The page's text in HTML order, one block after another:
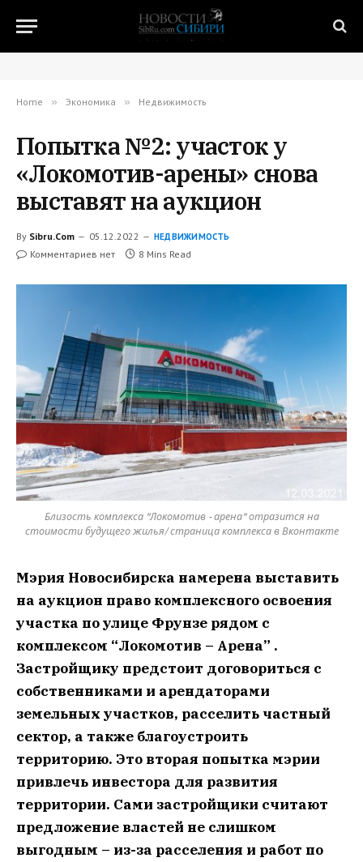
Home » Экономика » Недвижимость
Попытка №2: участок у
«Локомотив-арены» снова
выставят на аукцион
By Sibru.Com 05.12.2022 НЕДВИЖИМОСТЬ
Комментариев нет 8 Mins Read
Близость комплекса "Локомотив - арена" отразится на
стоимости будущего жилья/ страница комплекса в Вконтакте
Мэрия Новосибирска намерена выставить
на аукцион право комплексного освоения
участка по улице Фрунзе рядом с
комплексом “Локомотив – Арена” .
Застройщику предстоит договориться с
собственниками и арендаторами
земельных участков, расселить частный
сектор, а также благоустроить
территорию. Это вторая попытка мэрии
привлечь инвестора для развития
территории. Сами застройщики считают
предложение властей не слишком
выгодным – из-за расселения и работ по